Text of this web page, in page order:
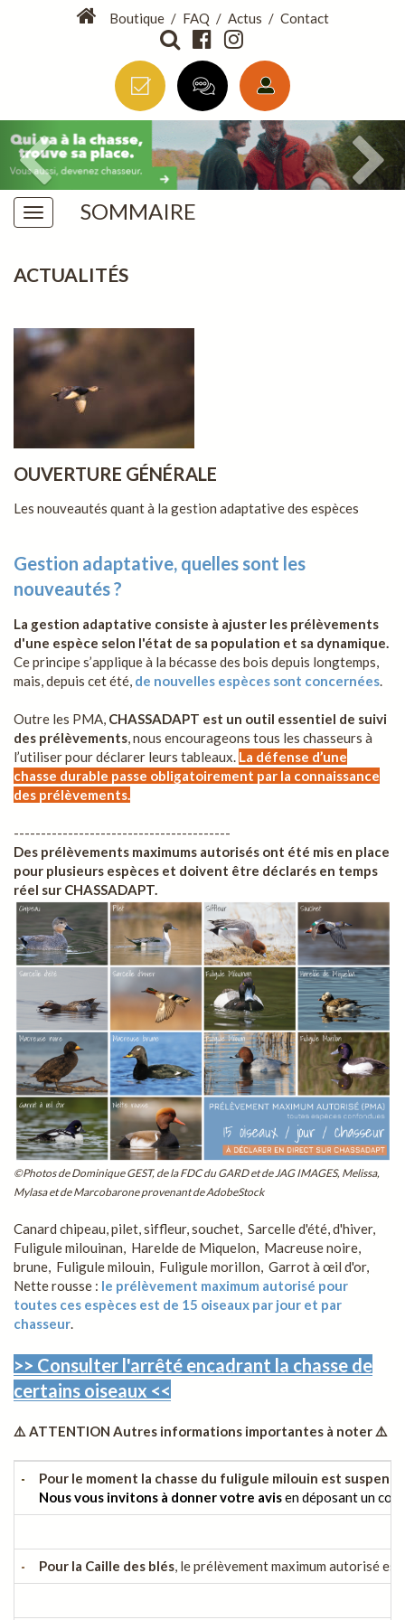
Boutique / FAQ / Actus / Contact
SOMMAIRE
ACTUALITÉS
OUVERTURE GÉNÉRALE
Les nouveautés quant à la gestion adaptative des espèces
Gestion adaptative, quelles sont les
nouveautés ?
La gestion adaptative consiste à ajuster les prélèvements
d'une espèce selon l'état de sa population et sa dynamique.
Ce principe s’applique à la bécasse des bois depuis longtemps,
mais, depuis cet été, de nouvelles espèces sont concernées.
Outre les PMA, CHASSADAPT est un outil essentiel de suivi
des prélèvements, nous encourageons tous les chasseurs à
l’utiliser pour déclarer leurs tableaux. La défense d’une
chasse durable passe obligatoirement par la connaissance
des prélèvements.
----------------------------------------
Des prélèvements maximums autorisés ont été mis en place
pour plusieurs espèces et doivent être déclarés en temps
réel sur CHASSADAPT.
©Photos de Dominique GEST, de la FDC du GARD et de JAG IMAGES, Melissa,
Mylasa et de Marcobarone provenant de AdobeStock
Canard chipeau, pilet, siffleur, souchet, Sarcelle d'été, d'hiver,
Fuligule milouinan, Harelde de Miquelon, Macreuse noire,
brune, Fuligule milouin, Fuligule morillon, Garrot à œil d'or,
Nette rousse : le prélèvement maximum autorisé pour
toutes ces espèces est de 15 oiseaux par jour et par
chasseur.
>> Consulter l'arrêté encadrant la chasse de
certains oiseaux <<
⚠️ ATTENTION Autres informations importantes à noter ⚠️
Pour le moment la chasse du fuligule milouin est
Nous vous invitons à donner votre avisen déposant un
Pour la Caille des blés, le prélèvement maximum autorisé